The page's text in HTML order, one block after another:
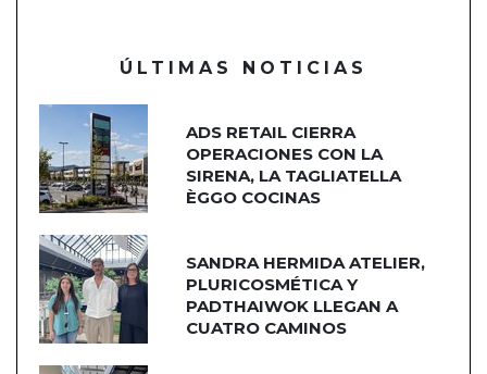
ÚLTIMAS NOTICIAS
ADS RETAIL CIERRA
OPERACIONES CON LA
SIRENA, LA TAGLIATELLA
ÈGGO COCINAS
SANDRA HERMIDA ATELIER,
PLURICOSMÉTICA Y
PADTHAIWOK LLEGAN A
CUATRO CAMINOS